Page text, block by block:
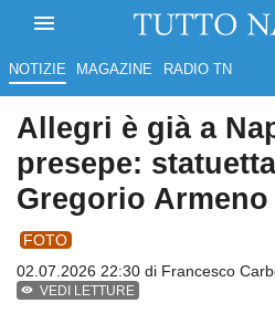
NOTIZIE MAGAZINE RADIO TN
Allegri è già a
presepe:
Gregorio Armeno
FOTO
02.07.2026 22:30 di Francesco
VEDI LETTURE